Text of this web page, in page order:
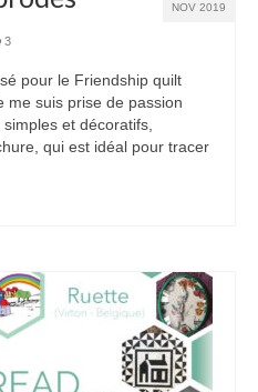
NOV 2019
3
pour le Friendship quilt
me suis prise de passion
et décoratifs,
qui est idéal pour tracer